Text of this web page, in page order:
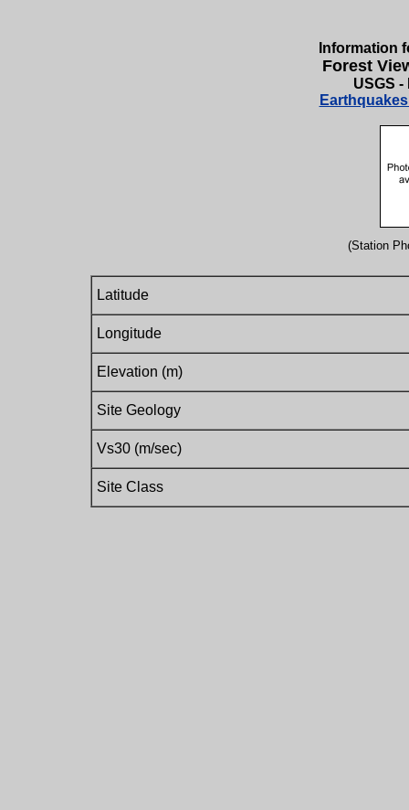
Information
Forest
USGS -
(Station
Latitude
Longitude
Elevation (m)
Site Geology
Vs30 (m/sec)
Site Class